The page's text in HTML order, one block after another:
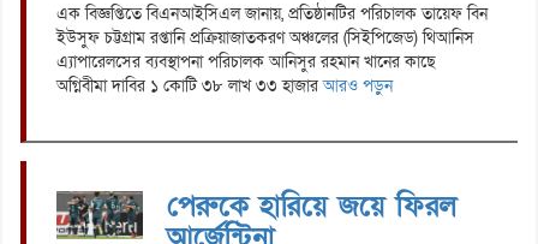
এক বিজ্ঞপ্তিতে বিএনআইসিএল জানায়, প্রতিষ্ঠানটির পরিচালক তায়েফ বিন
ইউসুফ চট্টগ্রাম রপ্তানি প্রক্রিয়াজাতকরণ অঞ্চলের (সিইপিজেড) থিআনিস
এ্যাপারেলসের ব্যবস্থাপনা পরিচালক আনিসুর রহমান খানের কাছে
অগ্নিবীমা দাবির ১ কোটি ৩৮ লাখ ৩৩ হাজারআরও পড়ুন
পেরুকে হারিয়ে জয়ে ফিরল